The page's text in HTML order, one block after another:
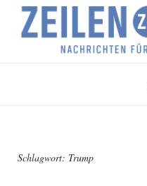
Schlagwort: Trump